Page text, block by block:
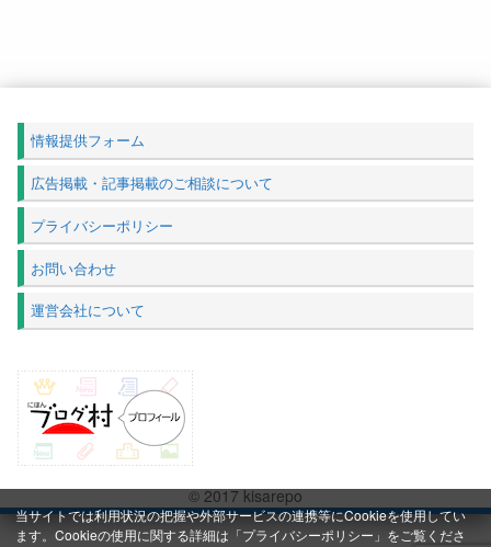
当サイトでは利用状況の把握や外部サービスの連携等にCookieを使用してい
ます。Cookieの使用に関する詳細は「プライバシーポリシー 」をご覧くださ
情報提供フォーム
広告掲載・記事掲載のご相談について
プライバシーポリシー
お問い合わせ
運営会社について
© 2017 kisarepo